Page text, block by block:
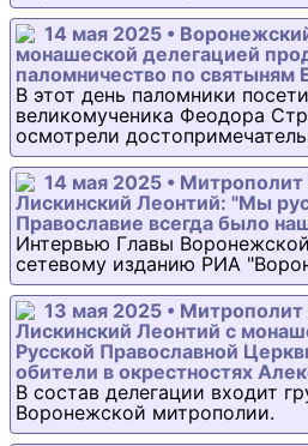
14 мая 2025 •
монашеской делегацией
паломничество по святыням
В этот день паломники
великомученика Феодора
осмотрели
14 мая 2025 •
Лискинский Леонтий: "Мы
Православие всегда было
Интервью Главы
сетевому изданию РИА
13 мая 2025 •
Лискинский Леонтий с
Русской Православной
обители в окрестностях
В состав делегации входит
Воронежской митрополии.